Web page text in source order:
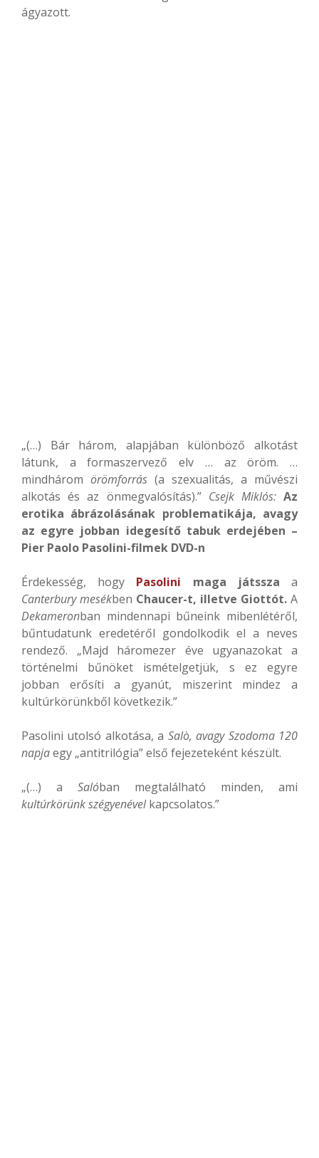
ágyazott.
„(…) Bár három, alapjában különböző alkotást
látunk, a formaszervező elv … az öröm. …
mindhárom örömforrás (a szexualitás, a művészi
alkotás és az önmegvalósítás).” Csejk Miklós:Az
erotika ábrázolásának problematikája, avagy
az egyre jobban idegesítő tabuk erdejében –
Pier Paolo Pasolini-filmek DVD-n
Érdekesség, hogy Pasolini maga játssza a
Canterbury mesékben Chaucer-t, illetve Giottót. A
Dekameronban mindennapi bűneink mibenlétéről,
bűntudatunk eredetéről gondolkodik el a neves
rendező. „Majd háromezer éve ugyanazokat a
történelmi bűnöket ismételgetjük, s ez egyre
jobban erősíti a gyanút, miszerint mindez a
kultúrkörünkből következik.”
Pasolini utolsó alkotása, a Salò, avagy Szodoma 120
napjaegy „antitrilógia” első fejezeteként készült.
„(…) a Salóban megtalálható minden, ami
kultúrkörünk szégyenévelkapcsolatos.”